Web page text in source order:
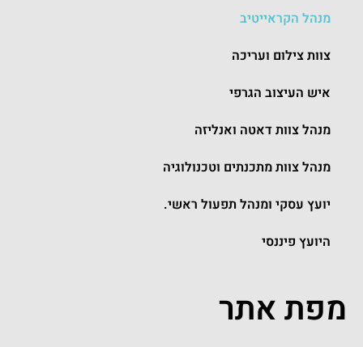
מנהל הקראייטיב
צוות צילום ועריכה
איש העיצוב הגרפי
מנהל צוות דאטה ואנליזה
מנהל צוות מתכנתים וטכנולוגיה
יועץ עסקי ומנהל תפעול ראשי.
היועץ פיננסי
מפת אתר